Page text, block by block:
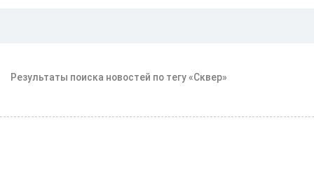
Результаты поиска новостей по тегу «Сквер»